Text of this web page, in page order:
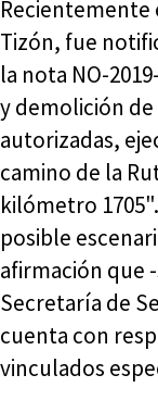
Recientemente
Tizón, fue
la nota NO-
y demolición
autorizadas,
camino de la
kilómetro
posible
afirmación que
Secretaría de
cuenta con
vinculados